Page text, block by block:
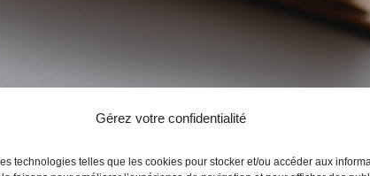
Gérez votre confidentialité
technologies telles que les cookies pour stocker et/ou accéder aux
– épisode 24